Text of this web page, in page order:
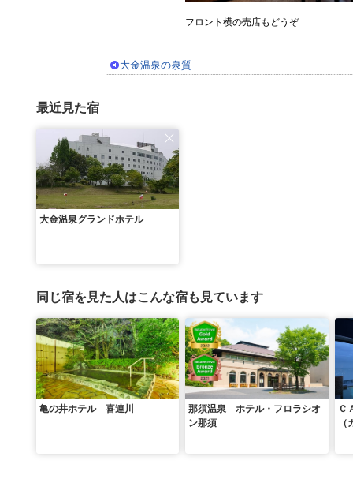
フロント横の売店もどうぞ
大金温泉の泉質
最近見た宿
大金温泉グランドホテル
同じ宿を見た人はこんな宿も見ています
亀の井ホテル 喜連川
那須温泉 ホテル・フロラシオ
ン那須
Ｃ